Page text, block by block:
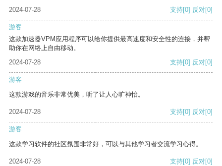
2024-07-28
支持[0] 反对[0]
游客
这款加速器VPM应用程序可以给你提供最高速度和安全性的连接，并帮
助你在网络上自由移动。
2024-07-28
支持[0] 反对[0]
游客
这款游戏的音乐非常优美，听了让人心旷神怡。
2024-07-28 支持[0] 反对[0]
游客
这款学习软件的社区氛围非常好，可以与其他学习者交流学习心得。
2024-07-28 支持[0] 反对[0]